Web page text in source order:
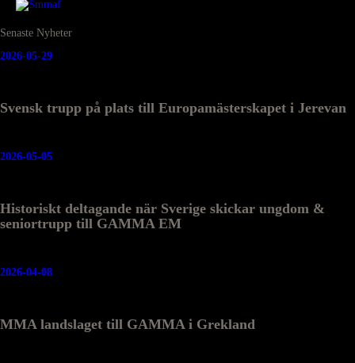
Senaste Nyheter
Svensk trupp på plats till Europamästerskapet i Jerevan
2026-05-29
Historiskt deltagande när Sverige skickar ungdom &
seniortrupp till GAMMA EM
2026-05-05
MMA landslaget till GAMMA i Grekland
2026-04-08